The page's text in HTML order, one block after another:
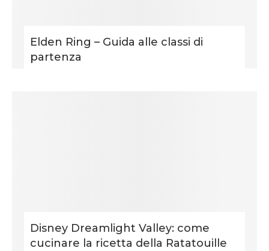
Elden Ring – Guida alle classi di
partenza
Disney Dreamlight Valley: come
cucinare la ricetta della Ratatouille